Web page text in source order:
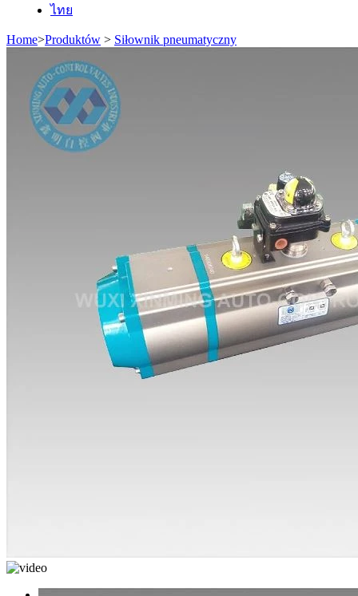
ไทย
Home>Produktów > Siłownik pneumatyczny